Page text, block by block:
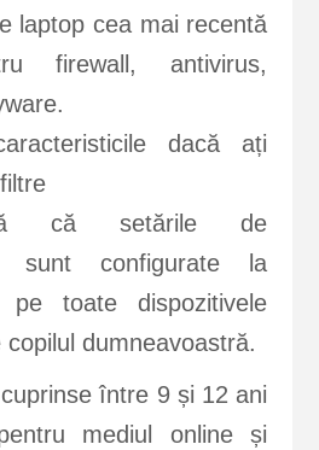
laptop cea mai recentă
firewall, antivirus,
dacă ați
vă că setările de
sunt configurate la
pe toate dispozitivele
dumneavoastră.
între 9 și 12 ani
mediul online și